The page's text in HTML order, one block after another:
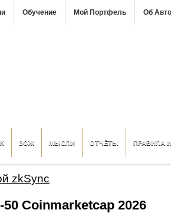
Обучение Мой Портфель Об
ЗОЖ МЫСЛИ ОТЧЁТЫ ПРАВИЛА
zkSync
50 Coinmarketcap 2026